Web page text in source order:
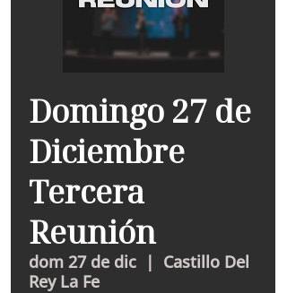
Domingo 27 de
Diciembre
Tercera
Reunión
dom 27 de dic
  |
Castillo Del
Rey La Fe